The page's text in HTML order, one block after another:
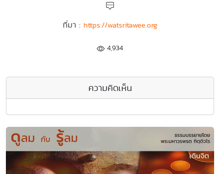
ที่มา : https://watsritawee.org
4,934
ความคิดเห็น